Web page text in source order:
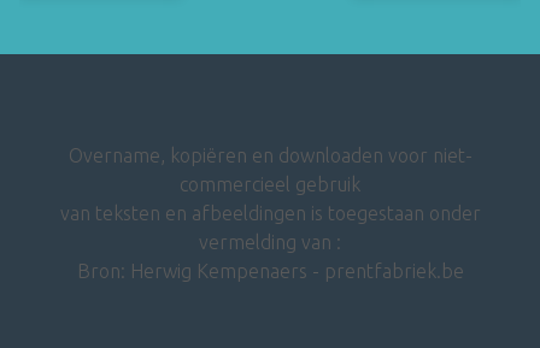
Overname, kopiëren en downloaden voor niet-
commercieel gebruik
van teksten en afbeeldingen is toegestaan onder
vermelding van :
Bron: Herwig Kempenaers - prentfabriek.be